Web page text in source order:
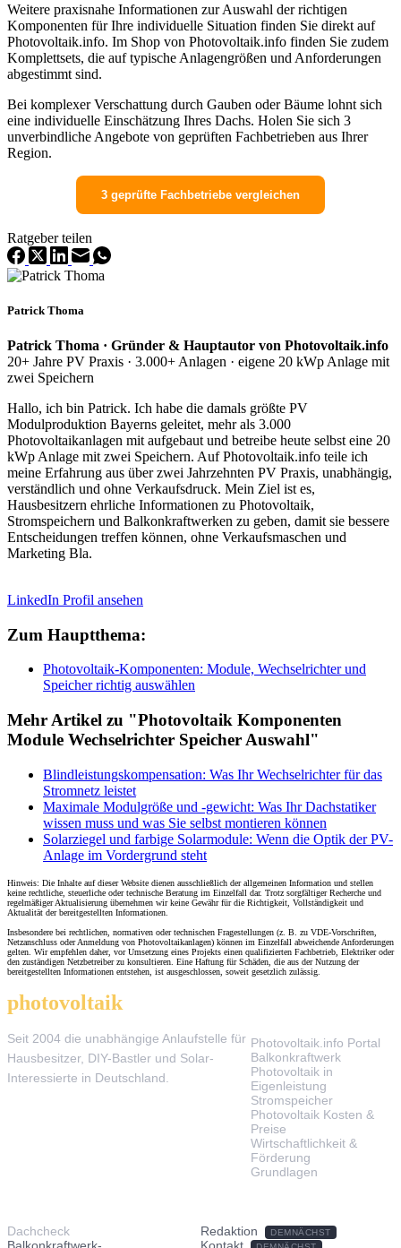
Weitere praxisnahe Informationen zur Auswahl der richtigen
Komponenten für Ihre individuelle Situation finden Sie direkt auf
Photovoltaik.info. Im Shop von Photovoltaik.info finden Sie zudem
Komplettsets, die auf typische Anlagengrößen und Anforderungen
abgestimmt sind.
Bei komplexer Verschattung durch Gauben oder Bäume lohnt sich
eine individuelle Einschätzung Ihres Dachs. Holen Sie sich 3
unverbindliche Angebote von geprüften Fachbetrieben aus Ihrer
Region.
3 geprüfte Fachbetriebe vergleichen
Ratgeber teilen
Patrick Thoma
Patrick Thoma · Gründer & Hauptautor von Photovoltaik.info
20+ Jahre PV Praxis · 3.000+ Anlagen · eigene 20 kWp Anlage mit
zwei Speichern
Hallo, ich bin Patrick. Ich habe die damals größte PV
Modulproduktion Bayerns geleitet, mehr als 3.000
Photovoltaikanlagen mit aufgebaut und betreibe heute selbst eine 20
kWp Anlage mit zwei Speichern. Auf Photovoltaik.info teile ich
meine Erfahrung aus über zwei Jahrzehnten PV Praxis, unabhängig,
verständlich und ohne Verkaufsdruck. Mein Ziel ist es,
Hausbesitzern ehrliche Informationen zu Photovoltaik,
Stromspeichern und Balkonkraftwerken zu geben, damit sie bessere
Entscheidungen treffen können, ohne Verkaufsmaschen und
Marketing Bla.
LinkedIn Profil ansehen
Zum Hauptthema:
Photovoltaik-Komponenten: Module, Wechselrichter und
Speicher richtig auswählen
Mehr Artikel zu "Photovoltaik Komponenten
Module Wechselrichter Speicher Auswahl"
Blindleistungskompensation: Was Ihr Wechselrichter für das
Stromnetz leistet
Maximale Modulgröße und -gewicht: Was Ihr Dachstatiker
wissen muss und was Sie selbst montieren können
Solarziegel und farbige Solarmodule: Wenn die Optik der PV-
Anlage im Vordergrund steht
Hinweis: Die Inhalte auf dieser Website dienen ausschließlich der allgemeinen Information und stellen
keine rechtliche, steuerliche oder technische Beratung im Einzelfall dar. Trotz sorgfältiger Recherche und
regelmäßiger Aktualisierung übernehmen wir keine Gewähr für die Richtigkeit, Vollständigkeit und
Aktualität der bereitgestellten Informationen.
Insbesondere bei rechtlichen, normativen oder technischen Fragestellungen (z. B. zu VDE-Vorschriften,
Netzanschluss oder Anmeldung von Photovoltaikanlagen) können im Einzelfall abweichende Anforderungen
gelten. Wir empfehlen daher, vor Umsetzung eines Projekts einen qualifizierten Fachbetrieb, Elektriker oder
den zuständigen Netzbetreiber zu konsultieren. Eine Haftung für Schäden, die aus der Nutzung der
bereitgestellten Informationen entstehen, ist ausgeschlossen, soweit gesetzlich zulässig.
photovoltaik
Seit 2004 die unabhängige Anlaufstelle für
Hausbesitzer, DIY-Bastler und Solar-
Interessierte in Deutschland.
Photovoltaik.info Portal
Balkonkraftwerk
Photovoltaik in
Eigenleistung
Stromspeicher
Photovoltaik Kosten &
Preise
Wirtschaftlichkeit &
Förderung
Grundlagen
Dachcheck
Balkonkraftwerk-
Redaktion DEMNÄCHST
Kontakt